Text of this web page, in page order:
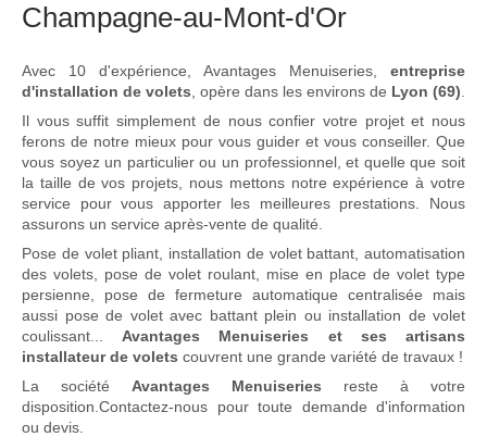
Champagne-au-Mont-d'Or
Avec 10 d'expérience, Avantages Menuiseries, entreprise
d'installation de volets , opère dans les environs de Lyon (69)
Il vous suffit simplement de nous confier votre projet et nous
ferons de notre mieux pour vous guider et vous conseiller. Que
vous soyez un particulier ou un professionnel, et quelle que soit
la taille de vos projets, nous mettons notre expérience à votre
service pour vous apporter les meilleures prestations. Nous
assurons un service après-vente de qualité.
Pose de volet pliant, installation de volet battant, automatisation
des volets, pose de volet roulant, mise en place de volet type
persienne, pose de fermeture automatique centralisée mais
aussi pose de volet avec battant plein ou installation de volet
coulissant... Avantages Menuiseries et ses artisans
installateur de volets couvrent une grande variété de travaux !
La société Avantages Menuiseries reste à votre
disposition.Contactez-nous pour toute demande d'information
ou devis.